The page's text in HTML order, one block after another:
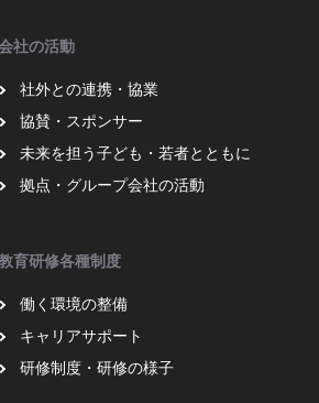
社の活動
社外との連携・協業
協賛・スポンサー
未来を担う子ども・若者とともに
拠点・グループ会社の活動
育研修各種制度
働く環境の整備
キャリアサポート
研修制度・研修の様子